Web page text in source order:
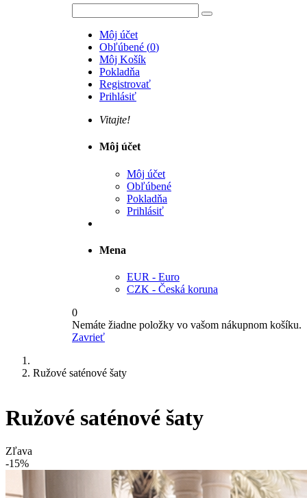
Môj účet
Obľúbené (0)
Môj Košík
Pokladňa
Registrovať
Prihlásiť
Vitajte!
Môj účet
Môj účet
Obľúbené
Pokladňa
Prihlásiť
Mena
EUR - Euro
CZK - Česká koruna
0
Nemáte žiadne položky vo vašom nákupnom košíku.
Zavrieť
Ružové saténové šaty
Ružové saténové šaty
Zľava
-15%